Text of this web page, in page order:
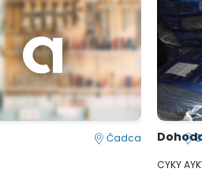
Čadca
CYKY